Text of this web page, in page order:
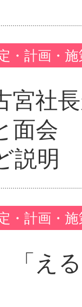
・計画・
社
面会
説明
・計画・
え